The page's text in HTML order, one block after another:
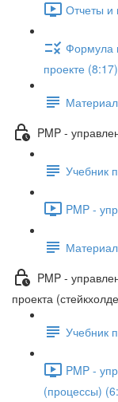
Отчеты и
Формула
проекте (8:17)
PMP -
Учебник
PMP -
PMP -
проекта
Учебник
PMP -
(процессы)